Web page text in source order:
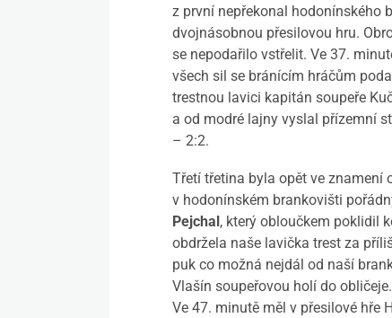
z první nepřekonal hodonínského
dvojnásobnou přesilovou hru.
se nepodařilo vstřelit. Ve 37.
všech sil se bránícím hráčům
trestnou lavici kapitán soupeře
a od modré lajny vyslal přízemní
– 2:2.
Třetí třetina byla opět ve znamení
v hodonínském brankovišti
Pejchal , který obloučkem poklidil
obdržela naše lavička trest za
puk co možná nejdál od naší
Vlašín soupeřovou holí do
Ve 47. minutě měl v přesilové hře